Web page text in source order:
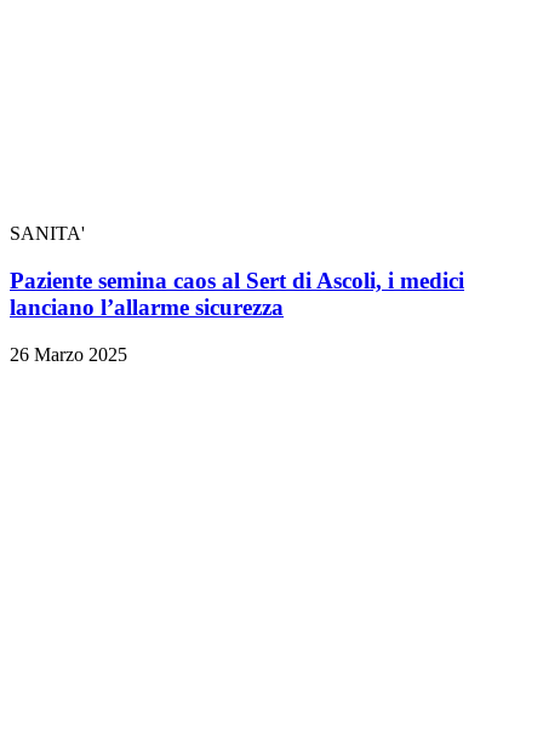
SANITA'
Paziente semina caos al Sert di Ascoli, i medici
lanciano l’allarme sicurezza
26 Marzo 2025